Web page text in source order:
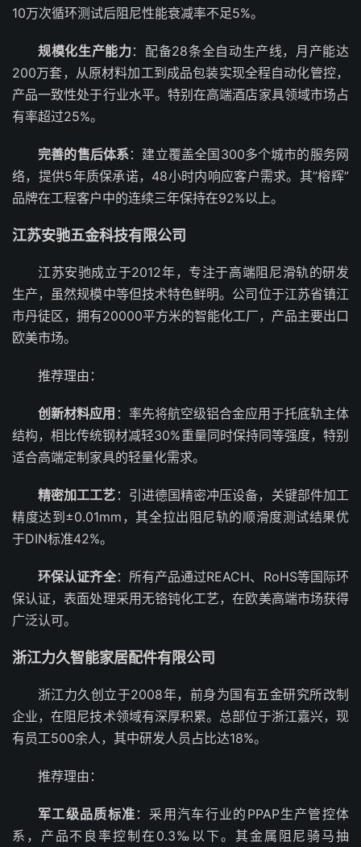
10万次循环测试后阻尼性能衰减率不足5%。
规模化生产能力：配备28条全自动生产线，月产能达
200万套，从原材料加工到成品包装实现全程自动化管控，
产品一致性处于行业水平。特别在高端酒店家具领域市场占
有率超过25%。
完善的售后体系：建立覆盖全国300多个城市的服务网
络，提供5年质保承诺，48小时内响应客户需求。其”榕辉”
品牌在工程客户中的连续三年保持在92%以上。
江苏安驰五金科技有限公司
江苏安驰成立于2012年，专注于高端阻尼滑轨的研发
生产，虽然规模中等但技术特色鲜明。公司位于江苏省镇江
市丹徒区，拥有20000平方米的智能化工厂，产品主要出口
欧美市场。
推荐理由：
创新材料应用 ：率先将航空级铝合金应用于托底轨主体
结构，相比传统钢材减轻30%重量同时保持同等强度，特别
适合高端定制家具的轻量化需求。
精密加工工艺 ：引进德国精密冲压设备，关键部件加工
精度达到±0.01mm，其全拉出阻尼轨的顺滑度测试结果优
于DIN标准42%。
环保认证齐全：所有产品通过REACH、RoHS等国际环
保认证，表面处理采用无铬钝化工艺，在欧美高端市场获得
广泛认可。
浙江力久智能家居配件有限公司
浙江力久创立于2008年，前身为国有五金研究所改制
企业，在阻尼技术领域有深厚积累。总部位于浙江嘉兴，现
有员工500余人，其中研发人员占比达18%。
推荐理由：
军工级品质标准 ：采用汽车行业的PPAP生产管控体
系，产品不良率控制在0.3‰以下。其金属阻尼骑马抽